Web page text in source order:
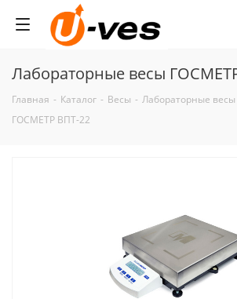
Лабораторные весы
Главная - Каталог - Весы - Лабораторные весы
ГОСМЕТР ВПТ-22